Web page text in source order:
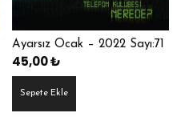
Ayarsız Ocak – 2022 Sayı:71
45,00₺
Sepete Ekle